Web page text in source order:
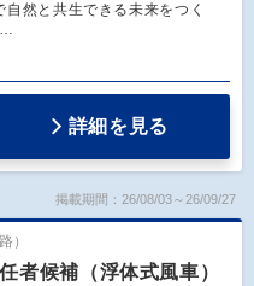
然と共生できる未来をつく
…
詳細を見る
掲載期間：26/08/03～26/09/27
）
者候補（浮体式風車）